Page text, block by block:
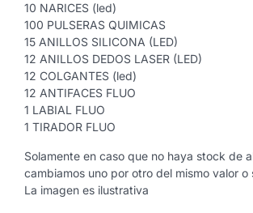
10 NARICES (led)
100 PULSERAS QUIMICAS
15 ANILLOS SILICONA (LED)
12 ANILLOS DEDOS LASER (LED)
12 COLGANTES (led)
12 ANTIFACES FLUO
1 LABIAL FLUO
1 TIRADOR FLUO
Solamente en caso que no haya stock de
cambiamos uno por otro del mismo valor o
La imagen es ilustrativa